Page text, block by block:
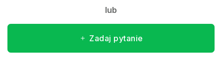
lub
Zadaj pytanie